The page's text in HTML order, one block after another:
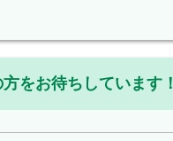
をお待ちしています！